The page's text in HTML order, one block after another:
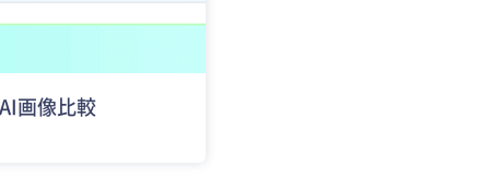
AI画像比較